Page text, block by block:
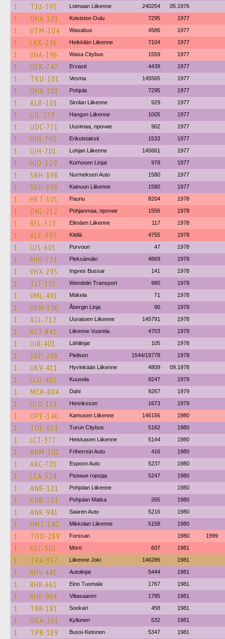
1 TJU-595 Loimaan Liikenne 240254 05.1976
1 OHA-101 Koiviston Oulu 7295 1977
1 VTM-104 Wasabus 4586 1977
1 LKK-246 Heikkilän Liikenne 7104 1977
1 VHA-196 Wasa Citybus 1559 1977
1 OEK-747 Ervasti 4439 1977
1 TKU-101 Vesma 145565 1977
1 OHA-101 Pohjola 7295 1977
1 ALB-101 Sirolan Liikenne 929 1977
1 UJL-278 Hangon Liikenne 1005 1977
1 UOC-771 Uusimaa, прочие 902 1977
1 HJN-790 Erikoistaksit 1533 1977
1 UJH-701 Lohjan Liikenne 145661 1977
1 HJO-129 Korhosen Linjat 978 1977
1 SBH-898 Nurmeksen Auto 1580 1977
1 SBH-898 Kainuun Liikenne 1580 1977
1 HKT-101 Paunu 8204 1978
1 ONL-212 Pohjanmaa, прочие 1556 1978
1 REL-523 Elimäen Liikenne 117 1978
1 ALE-895 Kittilä 4755 1978
1 UJS-601 Porvoon 47 1978
1 MHJ-731 Pieksämäki 4869 1978
1 VHX-295 Ingves Bussar 141 1978
1 TLT-151 Wendelin Transport 980 1978
1 VML-491 Mäkela 71 1978
1 UKN-100 Åbergin Linja 90 1978
1 XCL-712 Uuraisten Liikenne 145791 1978
1 RCT-841 Liikenne Vuorela 4703 1978
1 UJR-401 Lähilinjat 105 1978
1 SBP-238 Pielisen 1544/19778 1978
1 UKV-411 Hyvinkään Liikenne 4809 09.1978
1 LCO-401 Kuusela 9247 1979
1 MCH-804 Dahl 9267 1979
1 ULU-111 Henriksson 1673 1979
1 OPE-140 Kamusen Liikenne 146156 1980
1 TOE-611 Turun Citybus 5162 1980
1 LCT-377 Heiskasen Liikenne 5144 1980
1 ANM-101 Friherrsin Auto 416 1980
1 ARC-701 Espoon Auto 5237 1980
1 LEA-524 Разные города 5247 1980
1 ANB-121 Pohjolan Liikenne 1980
1 KHB-701 Pohjolan Matka 265 1980
1 ANK-941 Saaren Auto 5216 1980
1 HMT-140 Mikkolan Liikenne 5158 1980
1 TOO-289 Forssan 1980 1999
1 KEL-301 Mörö 607 1981
1 TRA-937 Liikenne Joki 146286 1981
1 RHV-441 Autolinjat 5444 1981
1 RHR-661 Eino Tuomala 1767 1981
1 RHR-904 Viitasaaren 1785 1981
1 TRR-181 Sookari 458 1981
1 OKA-261 Kyllonen 532 1981
1 TPR-389 Bussi-Ketonen 5347 1981